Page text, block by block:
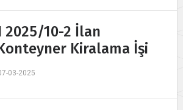
2025/10-2 İlan
Kiralama İşi
03-2025